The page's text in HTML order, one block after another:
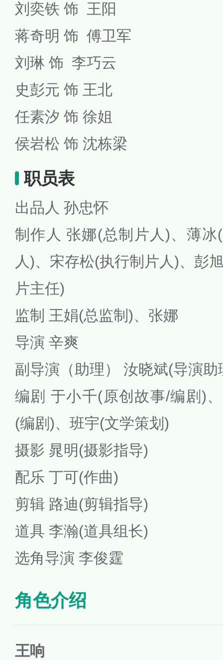
刘奕铁 饰 王阳
蒋奇明 饰 傅卫军
刘琳 饰 李巧云
史彭元 饰 王北
任素汐 饰 徐姐
侯岩松 饰 沈栋梁
职员表
出品人 孙忠怀
制作人 张娜(总制片人)、薄
人)、宋存松(执行制片人)、彭
片主任)
监制 王娟(总监制)、张娜
导演 辛爽
副导演（助理）
汝晓斌(导演助
编剧 于小千(原创故事/编剧)
(编剧)、班宇(文学策划)
摄影 晁明(摄影指导)
配乐 丁可(作曲)
剪辑 路迪(剪辑指导)
道具 李瀚(道具组长)
选角导演 李俊霆
角色介绍
王响